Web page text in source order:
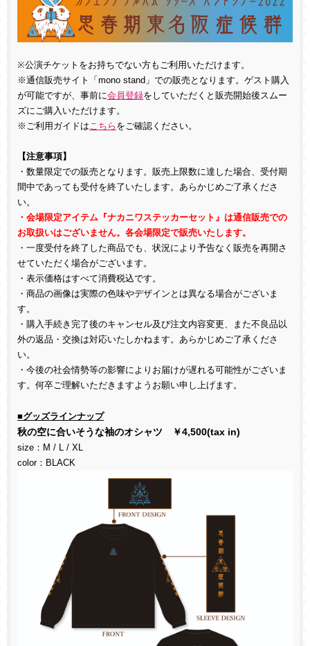
※公演チケットをお持ちでない方もご利用いただけます。
※通信販売サイト「 mono stand 」での販売となります。ゲスト購入
が可能ですが、事前に会員登録をしていただくと販売開始後スムー
ズにご購入いただけます。
※ご利用ガイドは こちら をご確認ください。
【注意事項】
・数量限定での販売となります。販売上限数に達した場合、受付期
間中であっても受付を終了いたします。あらかじめご了承くださ
い。
・会場限定アイテム『ナカニワステッカーセット』は通信販売での
お取扱いはございません。各会場限定で販売いたします。
・一度受付を終了した商品でも、状況により予告なく販売を再開さ
せていただく場合がございます。
・表示価格はすべて消費税込です。
・商品の画像は実際の色味やデザインとは異なる場合がございま
す。
・購入手続き完了後のキャンセル及び注文内容変更、また不良品以
外の返品・交換は対応いたしかねます。あらかじめご了承くださ
い。
・今後の社会情勢等の影響によりお届けが遅れる可能性がございま
す。何卒ご理解いただきますようお願い申し上げます。
■グッズラインナップ
秋の空に合いそうな袖のオシャツ ￥4,500(tax in)
size ： M / L / XL
color： BLACK